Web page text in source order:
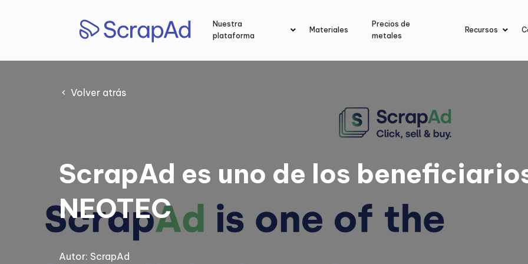
Nuestra
plataforma
Materiales
Precios de
metales
Recursos
Volver atrás
ScrapAd es uno de los
NEOTEC
Autor: ScrapAd